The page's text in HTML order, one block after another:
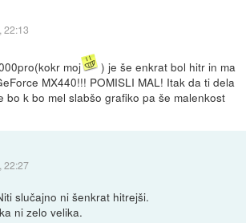
22:13
moj
) je še enkrat bol hitr in ma
MX440!!! POMISLI MAL! Itak da ti dela
bo k bo mel slabšo grafiko pa še malenkost
22:27
slučajno ni šenkrat hitrejši.
ni zelo velika.